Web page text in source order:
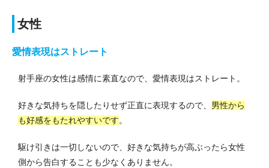
女性
愛情表現はストレート
射手座の女性は感情に素直なので、愛情表現はストレート。
好きな気持ちを隠したりせず正直に表現するので、 男性から
も好感をもたれやすいです。
駆け引きは一切しないので、好きな気持ちが高ぶったら女性
側から告白することも少なくありません。